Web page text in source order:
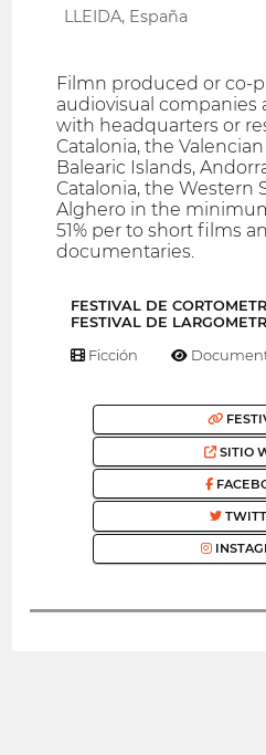
LLEIDA, España
Filmn produced or co-
audiovisual companies
with headquarters or
Catalonia, the
Balearic Islands,
Catalonia, the Western
Alghero in the
51% per to short films
documentaries.
FESTIVAL DE
FESTIVAL DE
Ficción
SITIO